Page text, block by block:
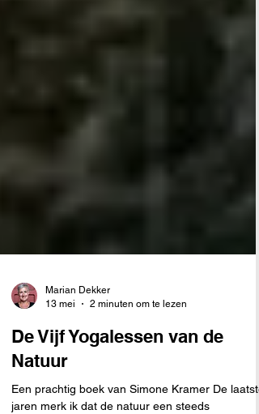
Marian Dekker
13 mei
De Vijf Yogalessen van de